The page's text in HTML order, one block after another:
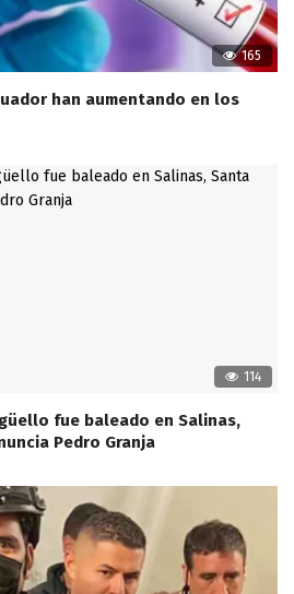
165
han aumentando en los
114
fue baleado en Salinas,
Pedro Granja